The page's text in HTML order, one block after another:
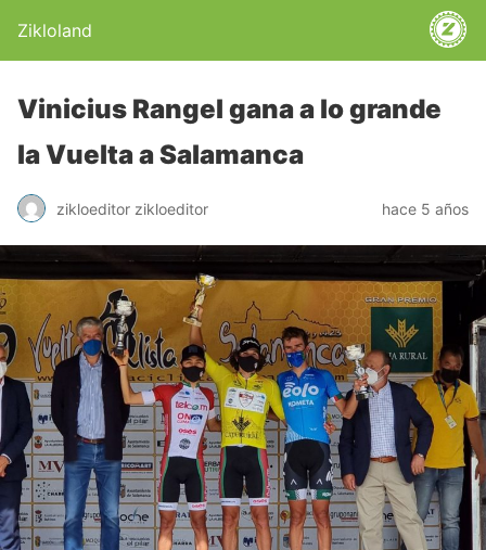
Zikloland
Vinicius Rangel gana a lo grande
la Vuelta a Salamanca
zikloeditor zikloeditor hace 5 años